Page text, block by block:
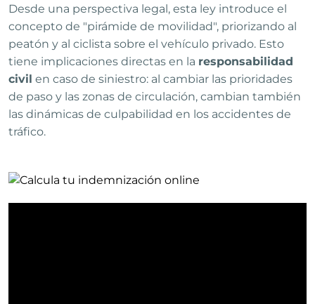
Desde una perspectiva legal, esta ley introduce el
concepto de "pirámide de movilidad", priorizando al
peatón y al ciclista sobre el vehículo privado. Esto
tiene implicaciones directas en la responsabilidad
civil en caso de siniestro: al cambiar las prioridades
de paso y las zonas de circulación, cambian también
las dinámicas de culpabilidad en los accidentes de
tráfico.